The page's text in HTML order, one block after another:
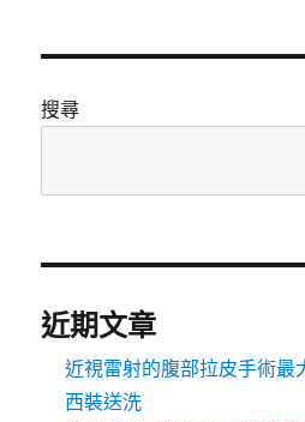
搜尋
近期文章
近視雷射的腹部拉皮手術最
西裝送洗